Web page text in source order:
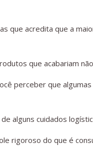
que acredita que a
que acabariam
perceber que
alguns cuidados
rigoroso do que é